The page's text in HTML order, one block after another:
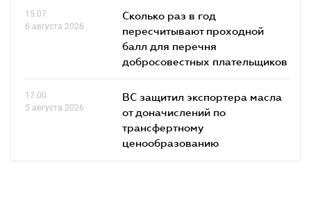
15.07
6 августа 2026
Сколько раз в год
пересчитывают проходной
балл для перечня
добросовестных плательщиков
17.00
5 августа 2026
ВС защитил экспортера масла
от доначислений по
трансфертному
ценообразованию